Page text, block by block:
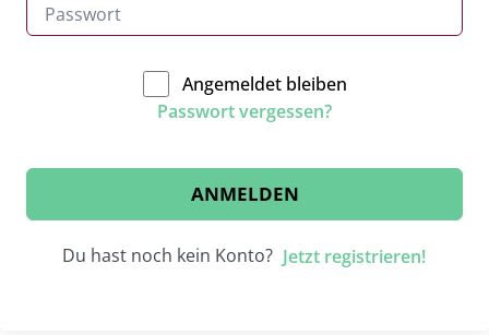
Angemeldet bleiben
Passwort vergessen?
ANMELDEN
Du hast noch kein Konto? Jetzt registrieren!